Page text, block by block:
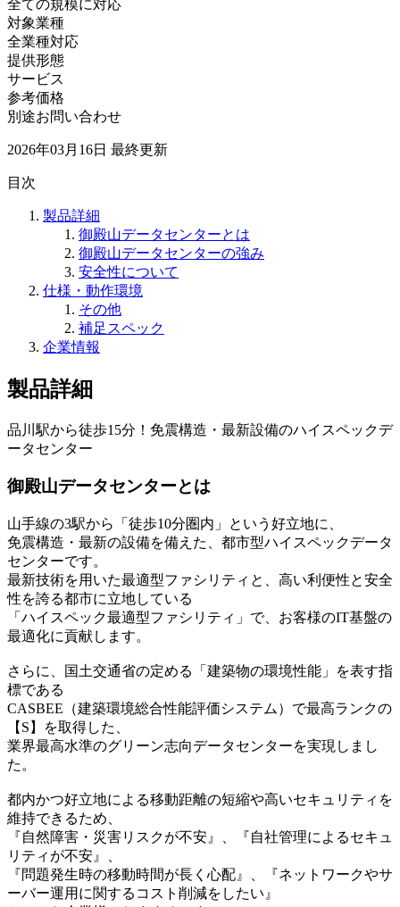
全ての規模に対応
対象業種
全業種対応
提供形態
サービス
参考価格
別途お問い合わせ
2026年03月16日 最終更新
目次
製品詳細
御殿山データセンターとは
御殿山データセンターの強み
安全性について
仕様・動作環境
その他
補足スペック
企業情報
製品詳細
品川駅から徒歩15分！免震構造・最新設備のハイスペックデ
ータセンター
御殿山データセンターとは
山手線の3駅から「徒歩10分圏内」という好立地に、
免震構造・最新の設備を備えた、都市型ハイスペックデータ
センターです。
最新技術を用いた最適型ファシリティと、高い利便性と安全
性を誇る都市に立地している
「ハイスペック最適型ファシリティ」で、お客様のIT基盤の
最適化に貢献します。
さらに、国土交通省の定める「建築物の環境性能」を表す指
標である
CASBEE（建築環境総合性能評価システム）で最高ランクの
【S】を取得した、
業界最高水準のグリーン志向データセンターを実現しまし
た。
都内かつ好立地による移動距離の短縮や高いセキュリティを
維持できるため、
『自然障害・災害リスクが不安』、『自社管理によるセキュ
リティが不安』、
『問題発生時の移動時間が長く心配』、『ネットワークやサ
ーバー運用に関するコスト削減をしたい』